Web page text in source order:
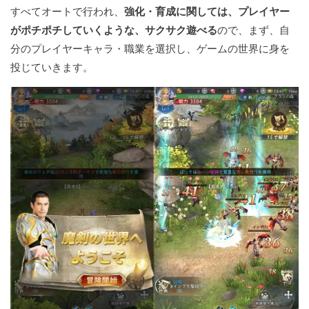
すべてオートで行われ、 強化・育成に関しては、プレイヤー
がポチポチしていくような、サクサク遊べるので、まず、自
分のプレイヤーキャラ・職業を選択し、ゲームの世界に身を
投じていきます。